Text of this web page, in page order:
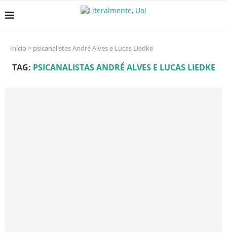
Início > psicanalistas André Alves e Lucas Liedke
TAG: PSICANALISTAS ANDRÉ ALVES E LUCAS LIEDKE